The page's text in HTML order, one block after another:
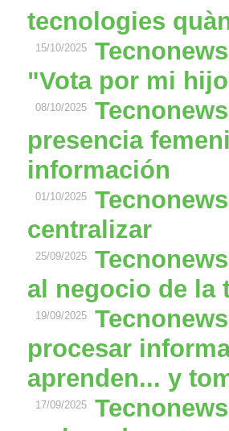
tecnologies
15/10/2025
"Vota por mi
08/10/2025
presencia
información
01/10/2025
centralizar
25/09/2025
al negocio de la
19/09/2025
procesar
aprenden... y
17/09/2025